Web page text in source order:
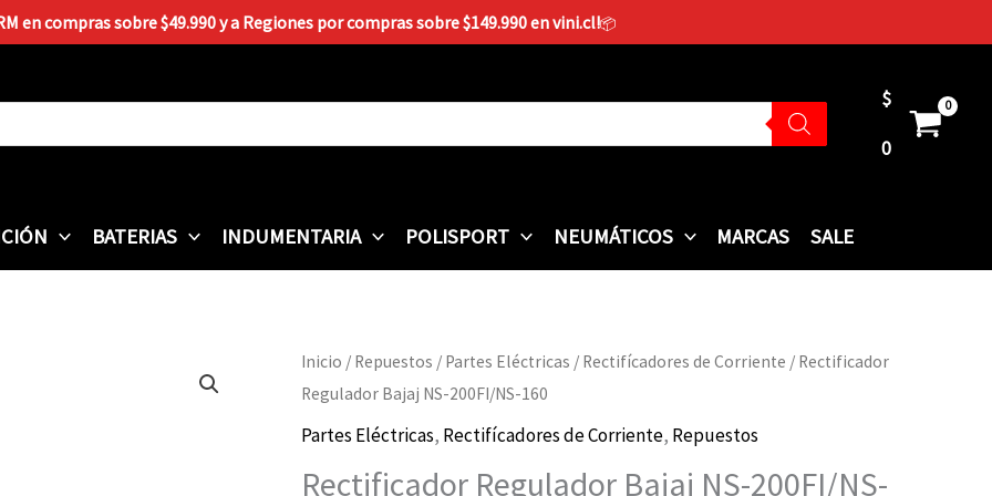
en compras sobre $49.990 y a Regiones por compras sobre $149.990 en vini.cl!📦
$
0
BATERIAS INDUMENTARIA POLISPORT NEUMÁTICOS MARCAS SALE
Inicio / Repuestos / Partes Eléctricas / Rectifícadores de Corriente / Rectificador
Regulador Bajaj NS-200FI/NS-160
Partes Eléctricas, Rectifícadores de Corriente, Repuestos
Rectificador Regulador Bajaj NS-200FI/NS-
Rectificador
Regulador
Bajaj